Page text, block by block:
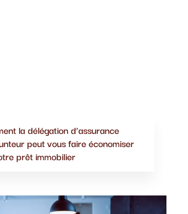
Actualités similaires
la délégation d’assurance
peut vous faire économiser
prêt immobilier